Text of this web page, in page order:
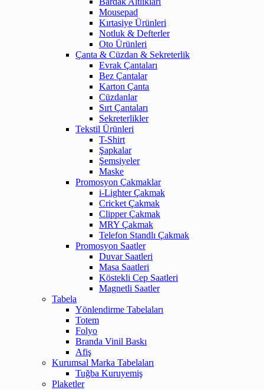
Mousepad
Kırtasiye Ürünleri
Notluk & Defterler
Oto Ürünleri
Çanta & Cüzdan & Sekreterlik
Evrak Çantaları
Bez Çantalar
Karton Çanta
Cüzdanlar
Sırt Çantaları
Sekreterlikler
Tekstil Ürünleri
T-Shirt
Şapkalar
Şemsiyeler
Maske
Promosyon Çakmaklar
i-Lighter Çakmak
Cricket Çakmak
Clipper Çakmak
MRY Çakmak
Telefon Standlı Çakmak
Promosyon Saatler
Duvar Saatleri
Masa Saatleri
Köstekli Cep Saatleri
Magnetli Saatler
Tabela
Yönlendirme Tabelaları
Totem
Folyo
Branda Vinil Baskı
Afiş
Kurumsal Marka Tabelaları
Tuğba Kuruyemiş
Plaketler